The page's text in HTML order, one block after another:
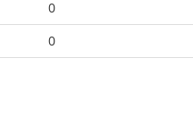
0
0